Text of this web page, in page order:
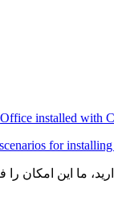
Office installed with
for